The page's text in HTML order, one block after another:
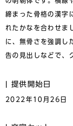
締まった骨格の漢
れたかなを合わせま
に、無骨さを強調し
告の見出しなどで、
提供開始日
2022年10月26日